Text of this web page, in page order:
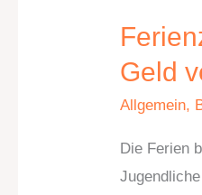
Geld
Allgemein,
Die Ferien